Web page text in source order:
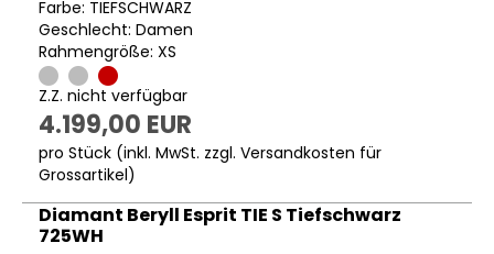
Farbe: TIEFSCHWARZ
Geschlecht: Damen
Rahmengröße: XS
Z.Z. nicht verfügbar
4.199,00 EUR
pro Stück (inkl. MwSt. zzgl. Versandkosten für
Grossartikel)
Diamant Beryll Esprit TIE S Tiefschwarz
725WH